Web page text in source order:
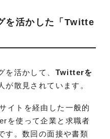
を活かした「Twitte
を活かして、 Twitterを
が散見されています。
イトを経由した一般的
を使って企業と求職者
す。数回の面接や書類